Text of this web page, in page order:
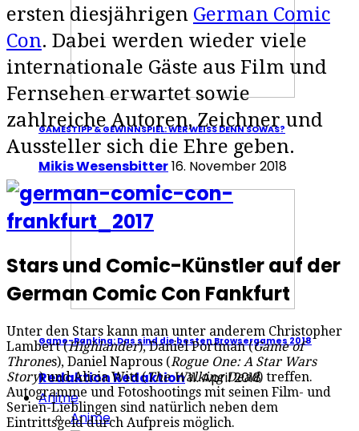
GAMESTIPP & GEWINNSPIEL: WER WEISS DENN SOWAS?
Mikis Wesensbitter16. November 2018
Game-Ranking: Das sind die besten Browsergames 2018
Redaktion Redaktion11. April 2018
Anime
Anime
ersten diesjährigen German Comic
Con. Dabei werden wieder viele
internationale Gäste aus Film und
Fernsehen erwartet sowie
zahlreiche Autoren, Zeichner und
Aussteller sich die Ehre geben.
Stars und Comic-Künstler auf der
German Comic Con Fankfurt
Unter den Stars kann man unter anderem Christopher
Lambert (Highlander), Daniel Portman (Game of
Thrones), Daniel Naprous (Rogue One: A Star Wars
Story) und Alicia Witt (The Walking Dead) treffen.
Autogramme und Fotoshootings mit seinen Film- und
Serien-Lieblingen sind natürlich neben dem
Eintrittsgeld durch Aufpreis möglich.